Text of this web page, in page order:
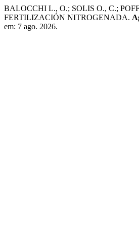
BALOCCHI L., O.; SOLIS O., C.;
FERTILIZACIÓN NITROGENADA.
em: 7 ago. 2026.